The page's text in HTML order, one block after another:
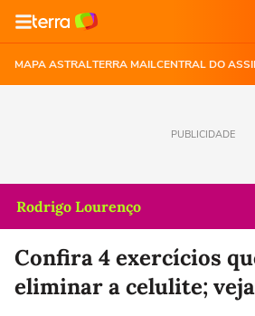
MAPA ASTRALTERRA MAILCENTRAL DO
PUBLICIDADE
Rodrigo Lourenço
Confira 4 exercícios
eliminar a celulite;